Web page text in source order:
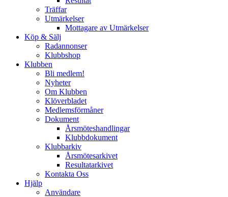
Träffar
Utmärkelser
Mottagare av Utmärkelser
Köp & Sälj
Radannonser
Klubbshop
Klubben
Bli medlem!
Nyheter
Om Klubben
Klöverbladet
Medlemsförmåner
Dokument
Årsmöteshandlingar
Klubbdokument
Klubbarkiv
Årsmötesarkivet
Resultatarkivet
Kontakta Oss
Hjälp
Användare